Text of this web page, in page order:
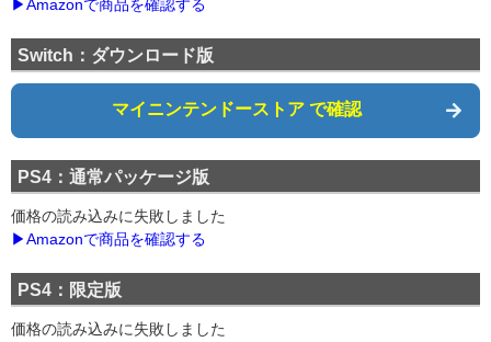
▶Amazonで商品を確認する
Switch：ダウンロード版
マイニンテンドーストア で確認
PS4：通常パッケージ版
価格の読み込みに失敗しました
▶Amazonで商品を確認する
PS4：限定版
価格の読み込みに失敗しました